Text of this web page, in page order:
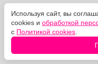
Используя сайт, вы
cookies и обработкой
с Политикой cookies